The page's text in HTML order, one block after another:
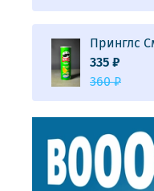
Принглс
335 ₽
360 ₽